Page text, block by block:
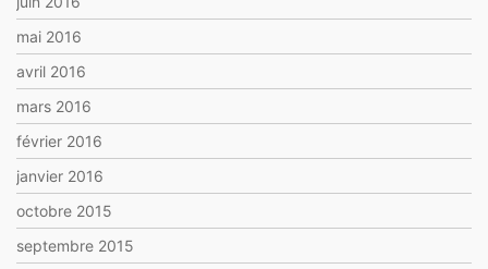
mai 2016
avril 2016
mars 2016
février 2016
janvier 2016
octobre 2015
septembre 2015